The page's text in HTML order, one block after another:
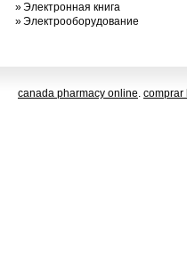
»Электронная книга
»Электрооборудование
canada pharmacy online. comprar